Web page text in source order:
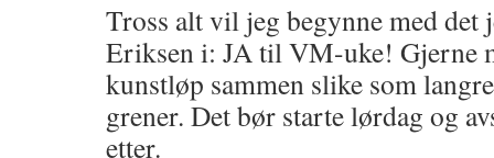
Tross alt vil jeg begynne med det
Eriksen i: JA til VM-uke! Gjerne
kunstløp sammen slike som
grener. Det bør starte lørdag og
etter.